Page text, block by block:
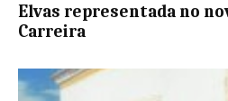
Elvas representada no
Carreira